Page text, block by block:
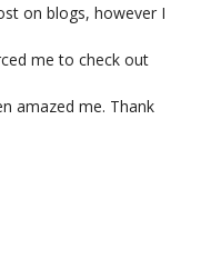
on blogs, however I
me to check out
amazed me. Thank